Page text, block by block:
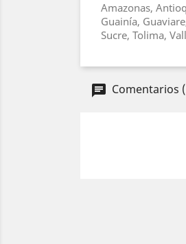
Amazonas,
Guainía,
Sucre, Tolima,
Comentarios